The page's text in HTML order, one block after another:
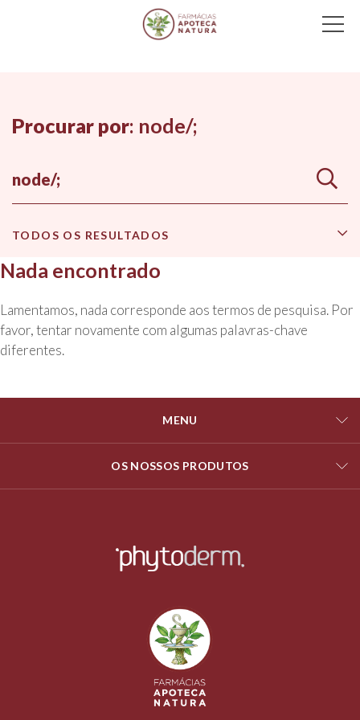
Main Navigation
Procurar por: node/;
TODOS OS RESULTADOS
Nada encontrado
Lamentamos, nada corresponde aos termos de pesquisa. Por
favor, tentar novamente com algumas palavras-chave
diferentes.
MENU
OS NOSSOS PRODUTOS